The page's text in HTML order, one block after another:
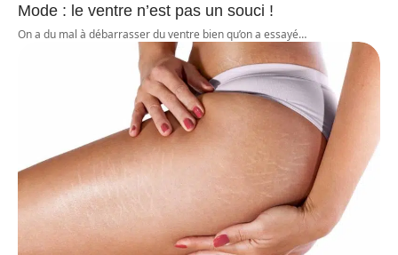
Mode : le ventre n’est pas un souci !
On a du mal à débarrasser du ventre bien qu’on a essayé…